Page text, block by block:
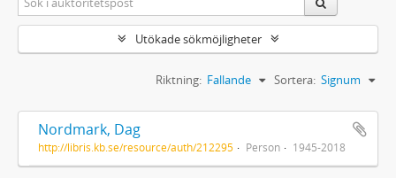
Utökade sökmöjligheter
Sortera: Signum
Riktning: Fallande
Nordmark, Dag
http://libris.kb.se/resource/auth/212295 Person 1945-2018